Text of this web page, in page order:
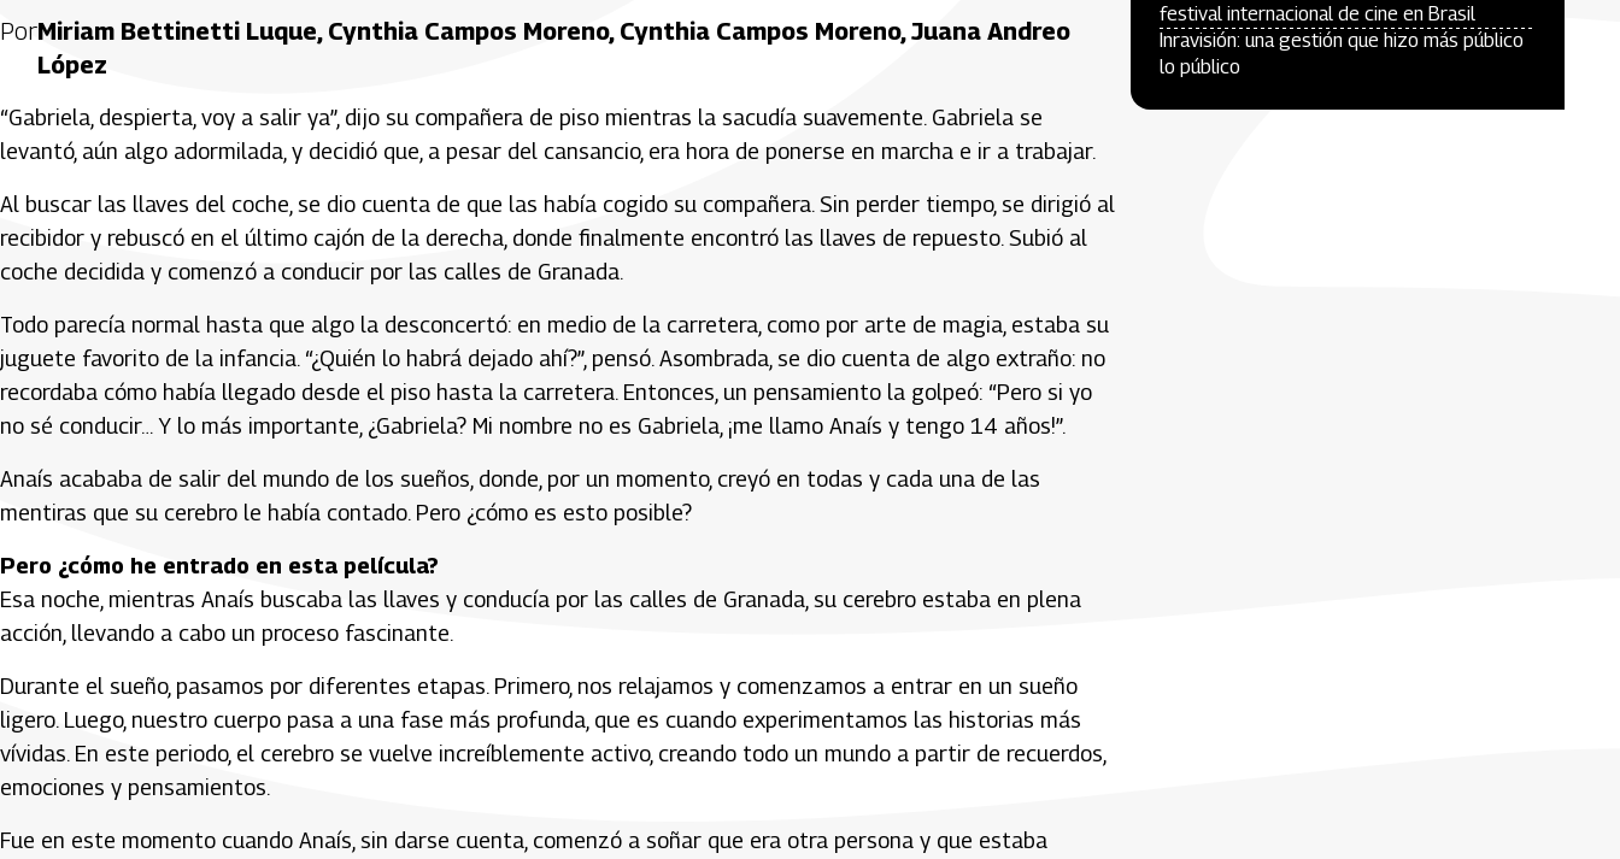
PorMiriam Bettinetti Luque, Cynthia Campos Moreno, Cynthia Campos Moreno, Juana Andreo
López
“Gabriela, despierta, voy a salir ya”, dijo su compañera de piso mientras la sacudía suavemente. Gabriela se
levantó, aún algo adormilada, y decidió que, a pesar del cansancio, era hora de ponerse en marcha e ir a trabajar.
Al buscar las llaves del coche, se dio cuenta de que las había cogido su compañera. Sin perder tiempo, se dirigió al
recibidor y rebuscó en el último cajón de la derecha, donde finalmente encontró las llaves de repuesto. Subió al
coche decidida y comenzó a conducir por las calles de Granada.
Todo parecía normal hasta que algo la desconcertó: en medio de la carretera, como por arte de magia, estaba su
juguete favorito de la infancia. “¿Quién lo habrá dejado ahí?”, pensó. Asombrada, se dio cuenta de algo extraño: no
recordaba cómo había llegado desde el piso hasta la carretera. Entonces, un pensamiento la golpeó: “Pero si yo
no sé conducir… Y lo más importante, ¿Gabriela? Mi nombre no es Gabriela, ¡me llamo Anaís y tengo 14 años!”.
Anaís acababa de salir del mundo de los sueños, donde, por un momento, creyó en todas y cada una de las
mentiras que su cerebro le había contado. Pero ¿cómo es esto posible?
Pero ¿cómo he entrado en esta película?
Esa noche, mientras Anaís buscaba las llaves y conducía por las calles de Granada, su cerebro estaba en plena
acción, llevando a cabo un proceso fascinante.
Durante el sueño, pasamos por diferentes etapas. Primero, nos relajamos y comenzamos a entrar en un sueño
ligero. Luego, nuestro cuerpo pasa a una fase más profunda, que es cuando experimentamos las historias más
vívidas. En este periodo, el cerebro se vuelve increíblemente activo, creando todo un mundo a partir de recuerdos,
emociones y pensamientos.
Fue en este momento cuando Anaís, sin darse cuenta, comenzó a soñar que era otra persona y que estaba
festival internacional de cine en Brasil
Inravisión: una gestión que hizo más público
lo público